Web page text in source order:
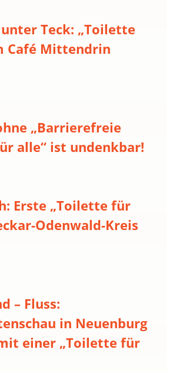
Teck: „Toilette
Café Mittendrin
„Barrierefreie
alle“ ist undenkbar!
Erste „Toilette für
Odenwald-Kreis
– Fluss:
in Neuenburg
einer „Toilette für